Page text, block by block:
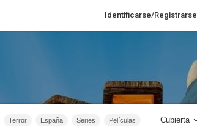
Identificarse/Registrarse
Películas
Series
España
Terror Cubierta